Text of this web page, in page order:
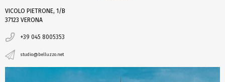
VICOLO PIETRONE, 1/B
37123 VERONA
+39 045 8005353
studio@belluzzo.net